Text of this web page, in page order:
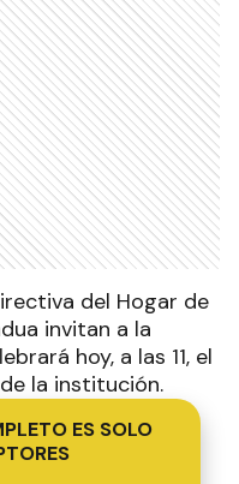
del Hogar de
invitan a la
hoy, a las 11, el
la institución.
ES SOLO